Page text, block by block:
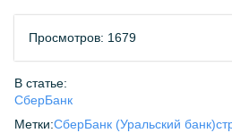
Просмотров: 1679
В статье:
СберБанк
Метки:СберБанк (Уральский банк)